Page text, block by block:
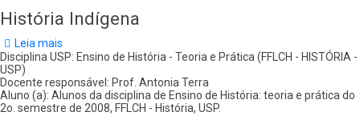
Baiana
História Indígena
Leia mais
História
Disciplina USP: Ensino de História - Teoria e Prática (FFLCH - HISTÓRIA -
USP)
Docente responsável: Prof. Antonia Terra
Aluno (a): Alunos da disciplina de Ensino de História: teoria e prática do
2o. semestre de 2008, FFLCH - História, USP.